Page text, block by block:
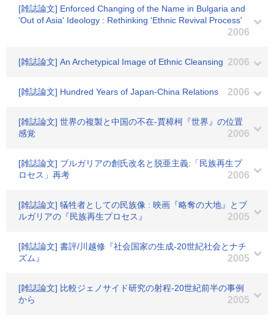
[雑誌論文] Enforced Changing of the Name in Bulgaria and
'Out of Asia' Ideology : Rethinking 'Ethnic Revival Process'
2006
[雑誌論文] An Archetypical Image of Ethnic Cleansing 2006
[雑誌論文] Hundred Years of Japan-China Relations 2006
[雑誌論文] 世界の複製と中国の不在-賈樟柯『世界』の位置
感覚
2006
[雑誌論文] ブルガリアの創氏改名と脱亜主義:「民族再生プ
ロセス」再考
2006
[雑誌論文] 犠牲者としての民族像 : 映画『略奪の大地』とブ
ルガリアの『民族再生プロセス』
2005
[雑誌論文] 書評/川越修『社会国家の生成-20世紀社会とナチ
ズム』
2005
[雑誌論文] 比較ジェノサイド研究の射程-20世紀前半の事例
から
2005